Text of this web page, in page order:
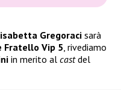
Gregoraci sarà
Fratello Vip 5 , rivediamo
in merito al castdel